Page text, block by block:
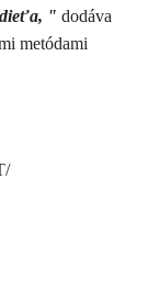
dieťa, " dodáva
metódami